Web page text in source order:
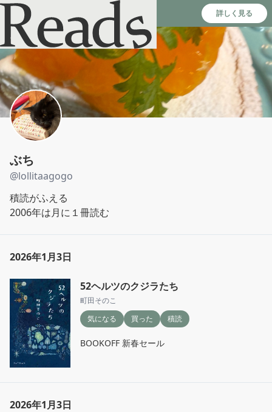
Reads - 読書のSNS＆記録アプリ 詳しく見る
ぶち
@lollitaagogo
積読がふえる
2006年は月に１冊読む
2026年1月3日
52ヘルツのクジラたち
町田そのこ
気になる
買った 積読
BOOKOFF 新春セール
2026年1月3日